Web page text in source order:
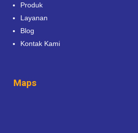
Produk
Layanan
Blog
Kontak Kami
Maps